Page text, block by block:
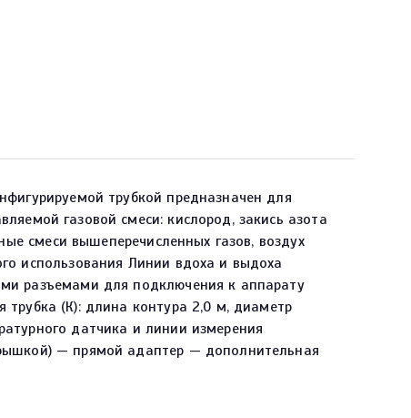
трубкой предназначен для
газовой смеси: кислород, закись азота
смеси вышеперечисленных газов, воздух
использования Линии вдоха и выдоха
разъемами для подключения к аппарату
трубка (К): длина контура 2,0 м, диаметр
датчика и линии измерения
— прямой адаптер — дополнительная